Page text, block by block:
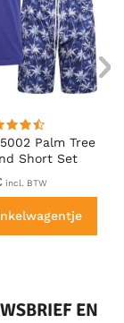
Palm Tree
Short Set
incl. BTW
EN